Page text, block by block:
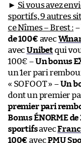
► Si vous avez
sportifs, 9 autres
ce Nîmes – Brest : –
de 100€ avec
avecUnibetqui
100€ –Un bonus
un 1er pari
« SOFOOT » –Un
dont un premier
premier pari
Bonus ÉNORME
sportifsavec
100€ avecPMU